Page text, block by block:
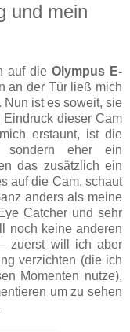
und mein
auf dieOlympus E-
an der Tür ließ mich
Nun ist es soweit, sie
dieser Cam
erstaunt, ist die
sondern eher ein
das zusätzlich ein
auf die Cam, schaut
anders als meine
Catcher und sehr
noch keine anderen
zuerst will ich aber
verzichten (die ich
Momenten nutze),
um zu sehen